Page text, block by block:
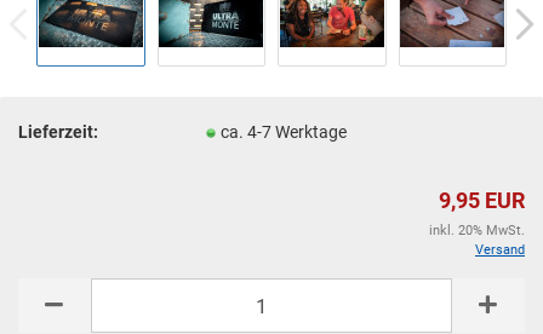
Lieferzeit: ca. 4-7 Werktage
9,95 EUR
inkl. 20% MwSt.
Versand